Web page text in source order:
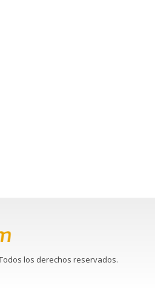
los derechos reservados.